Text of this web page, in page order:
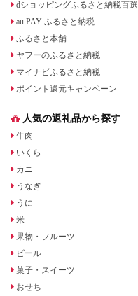
dショッピングふるさと納税百選
au PAY ふるさと納税
ふるさと本舗
ヤフーのふるさと納税
マイナビふるさと納税
ポイント還元キャンペーン
人気の返礼品から探す
牛肉
いくら
カニ
うなぎ
うに
米
果物・フルーツ
ビール
菓子・スイーツ
おせち